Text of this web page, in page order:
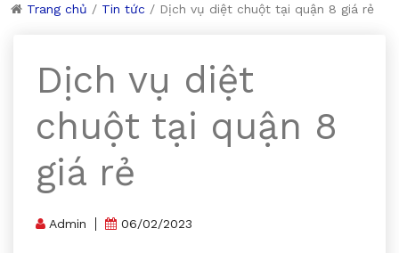
Trang chủ / Tin tức / Dịch vụ diệt chuột tại quận 8 giá rẻ
Dịch vụ diệt
chuột tại quận 8
giá rẻ
Admin 06/02/2023